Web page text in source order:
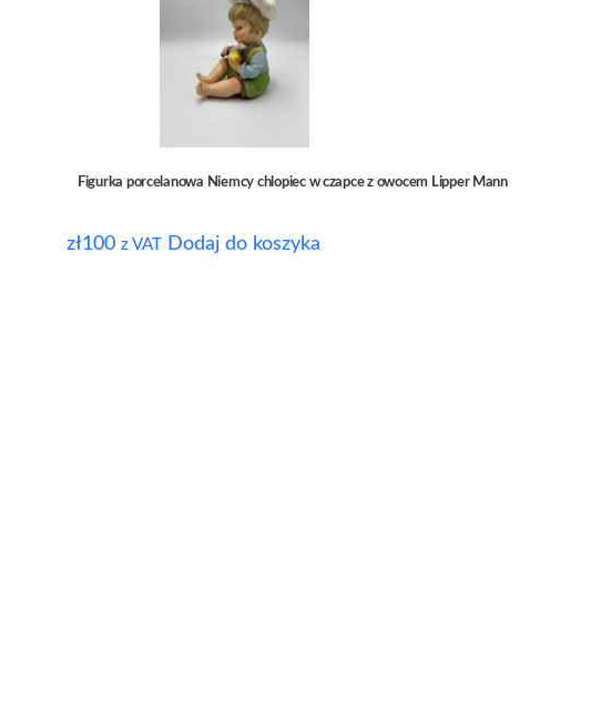
Figurka porcelanowa Niemcy chlopiec w czapce z owocem Lipper Mann
zł100 z VAT Dodaj do koszyka